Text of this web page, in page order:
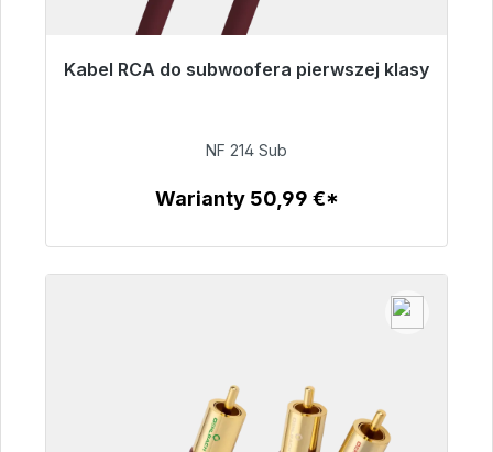
Kabel RCA do subwoofera pierwszej klasy
Gotowy do natychmiastowej wysyłki, czas
94,00 €
NF 214 Sub
Warianty 50,99 €*